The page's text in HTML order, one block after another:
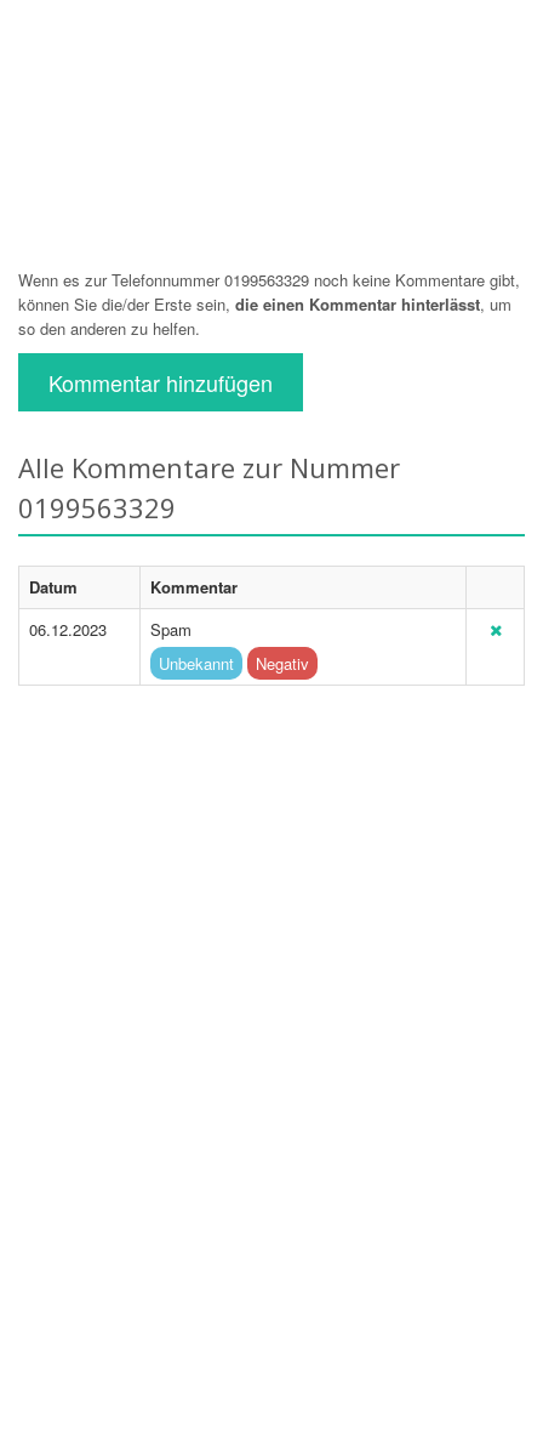
Wenn es zur Telefonnummer 0199563329 noch keine Kommentare gibt,
können Sie die/der Erste sein, die einen Kommentar hinterlässt, um
so den anderen zu helfen.
Kommentar hinzufügen
Alle Kommentare zur Nummer
0199563329
Datum
Kommentar
06.12.2023
Spam
Unbekannt
Negativ